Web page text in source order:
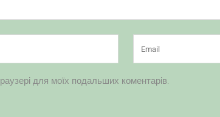
для моїх подальших коментарів.